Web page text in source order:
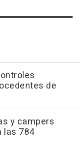
de
y campers
las 784